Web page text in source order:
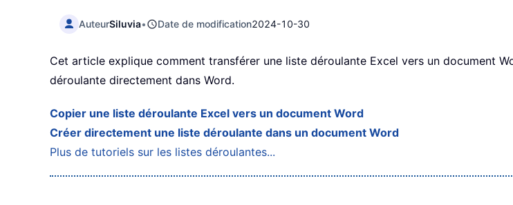
AuteurSiluvia• Date de modification2024-10-30
Cet article explique comment transférer une liste déroulante Excel vers un document
déroulante directement dans Word.
Copier une liste déroulante Excel vers un document Word
Créer directement une liste déroulante dans un document Word
Plus de tutoriels sur les listes déroulantes...